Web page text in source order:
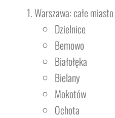
Warszawa: całe miasto
Dzielnice
Bemowo
Białołęka
Bielany
Mokotów
Ochota